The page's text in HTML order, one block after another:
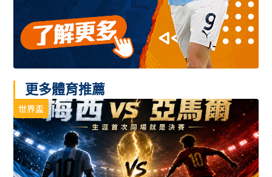
更多體育推薦
世界盃